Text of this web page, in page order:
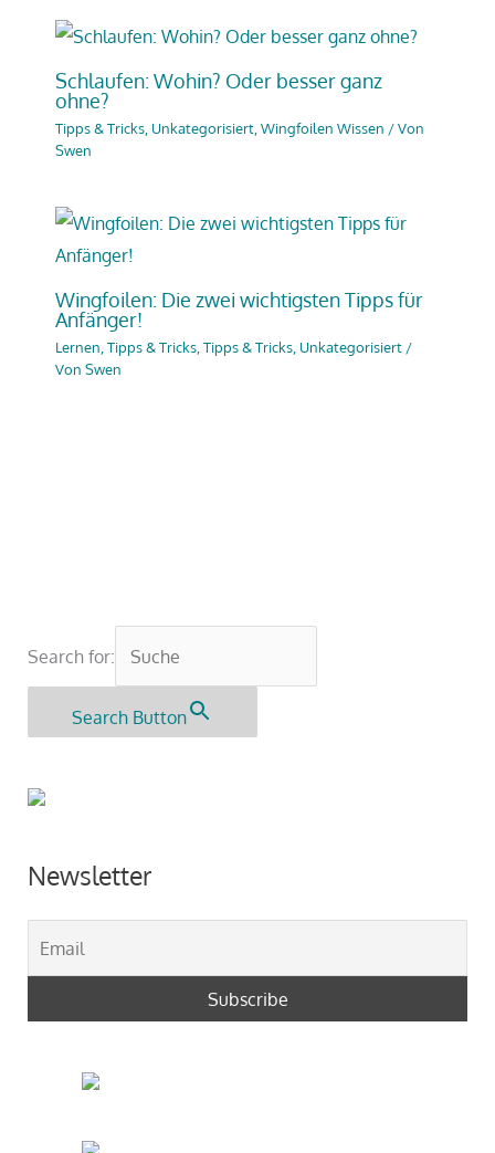
Schlaufen: Wohin? Oder besser ganz
ohne?
Tipps & Tricks, Unkategorisiert, Wingfoilen Wissen / Von
Swen
Wingfoilen: Die zwei wichtigsten Tipps für
Anfänger!
Lernen, Tipps & Tricks,Tipps & Tricks, Unkategorisiert/
Von Swen
Search for:
Search Button
Newsletter